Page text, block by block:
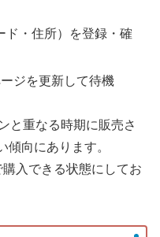
ド・住所）を登録・確
ジを更新して待機
と重なる時期に販売さ
向にあります。
入できる状態にしてお